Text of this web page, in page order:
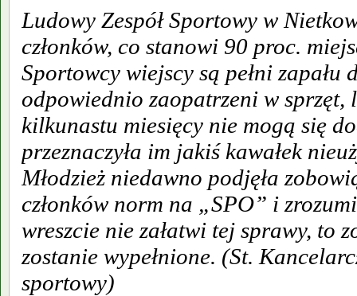
Ludowy Zespół Sportowy w
członków, co stanowi 90 proc.
Sportowcy wiejscy są pełni zapału
odpowiednio zaopatrzeni w sprzęt,
kilkunastu miesięcy nie mogą się
przeznaczyła im jakiś kawałek
Młodzież niedawno podjęła
członków norm na „SPO” i
wreszcie nie załatwi tej sprawy, to
zostanie wypełnione. (St.
sportowy)